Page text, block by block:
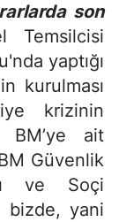
son
Temsilcisi
yaptığı
kurulması
krizinin
ait
Güvenlik
ve Soçi
bizde, yani